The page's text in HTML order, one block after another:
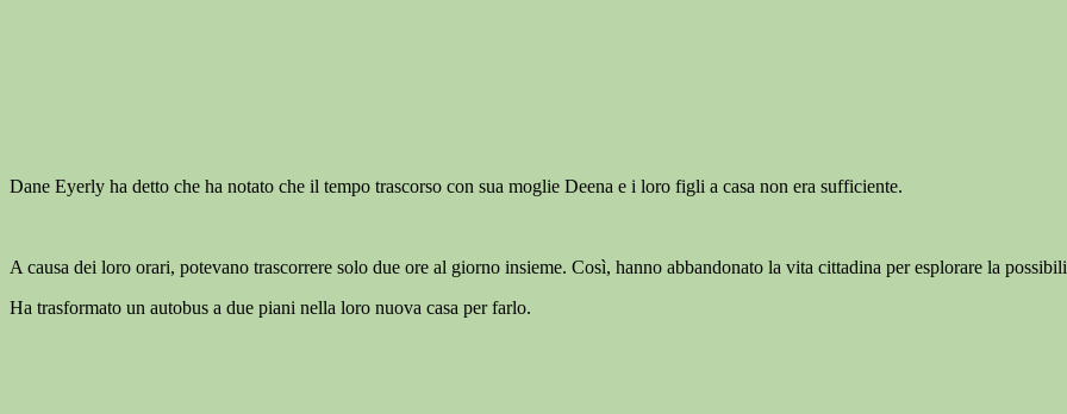
Dane Eyerly ha detto che ha notato che il tempo trascorso con sua moglie Deena e i loro figli a casa non era sufficiente.
A causa dei loro orari, potevano trascorrere solo due ore al giorno insieme. Così, hanno abbandonato la vita cittadina per esplorare la
Ha trasformato un autobus a due piani nella loro nuova casa per farlo.